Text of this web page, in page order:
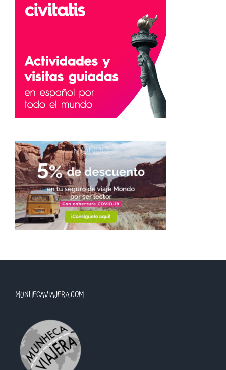
MUNHECAVIAJERA.COM